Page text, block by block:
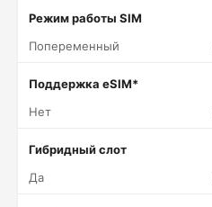
Режим работы SIM
Попеременный
Поддержка eSIM*
Нет
Гибридный слот
Да